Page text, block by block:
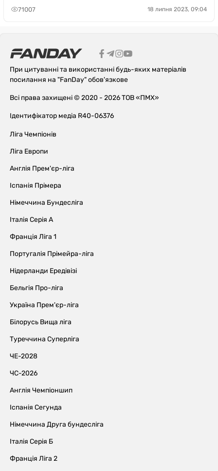
71007 18 липня 2023, 09:04
При цитуванні та використанні будь-яких матеріалів
посилання на "FanDay" обов'язкове
Всі права захищені © 2020 - 2026 ТОВ «ПМХ»
Ідентифікатор медіа R40-06376
Ліга Чемпіонів
Ліга Европи
Англія Прем'єр-ліга
Іспанія Прімера
Німеччина Бундесліга
Італія Серія А
Франція Ліга 1
Португалія Прімейра-ліга
Нідерланди Ередівізі
Бельгія Про-ліга
Україна Прем'єр-ліга
Білорусь Вища ліга
Туреччина Суперліга
ЧЕ-2028
ЧС-2026
Англія Чемпіоншип
Іспанія Сегунда
Німеччина Друга бундесліга
Італія Серія Б
Франція Ліга 2